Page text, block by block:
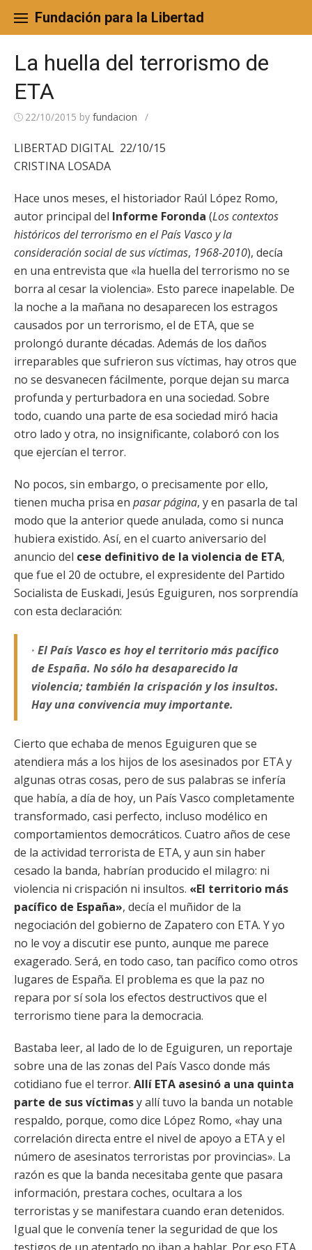
content
Fundación para la Libertad
La huella del terrorismo de
ETA
22/10/2015 by fundacion /
LIBERTAD DIGITAL 22/10/15
CRISTINA LOSADA
Hace unos meses, el historiador Raúl López Romo,
autor principal del Informe Foronda (Los contextos
históricos del terrorismo en el País Vasco y la
consideración social de sus víctimas, 1968-2010), decía
en una entrevista que «la huella del terrorismo no se
borra al cesar la violencia». Esto parece inapelable. De
la noche a la mañana no desaparecen los estragos
causados por un terrorismo, el de ETA, que se
prolongó durante décadas. Además de los daños
irreparables que sufrieron sus víctimas, hay otros que
no se desvanecen fácilmente, porque dejan su marca
profunda y perturbadora en una sociedad. Sobre
todo, cuando una parte de esa sociedad miró hacia
otro lado y otra, no insignificante, colaboró con los
que ejercían el terror.
No pocos, sin embargo, o precisamente por ello,
tienen mucha prisa en pasar página, y en pasarla de tal
modo que la anterior quede anulada, como si nunca
hubiera existido. Así, en el cuarto aniversario del
anuncio del cese definitivo de la violencia de ETA,
que fue el 20 de octubre, el expresidente del Partido
Socialista de Euskadi, Jesús Eguiguren, nos sorprendía
con esta declaración:
· El País Vasco es hoy el territorio más pacífico
de España. No sólo ha desaparecido la
violencia; también la crispación y los insultos.
Hay una convivencia muy importante.
Cierto que echaba de menos Eguiguren que se
atendiera más a los hijos de los asesinados por ETA y
algunas otras cosas, pero de sus palabras se infería
que había, a día de hoy, un País Vasco completamente
transformado, casi perfecto, incluso modélico en
comportamientos democráticos. Cuatro años de cese
de la actividad terrorista de ETA, y aun sin haber
cesado la banda, habrían producido el milagro: ni
violencia ni crispación ni insultos. «El territorio más
pacífico de España», decía el muñidor de la
negociación del gobierno de Zapatero con ETA. Y yo
no le voy a discutir ese punto, aunque me parece
exagerado. Será, en todo caso, tan pacífico como otros
lugares de España. El problema es que la paz no
repara por sí sola los efectos destructivos que el
terrorismo tiene para la democracia.
Bastaba leer, al lado de lo de Eguiguren, un reportaje
sobre una de las zonas del País Vasco donde más
cotidiano fue el terror. Allí ETA asesinó a una quinta
parte de sus víctimasy allí tuvo la banda un notable
respaldo, porque, como dice López Romo, «hay una
correlación directa entre el nivel de apoyo a ETA y el
número de asesinatos terroristas por provincias». La
razón es que la banda necesitaba gente que pasara
información, prestara coches, ocultara a los
terroristas y se manifestara cuando eran detenidos.
Igual que le convenía tener la seguridad de que los